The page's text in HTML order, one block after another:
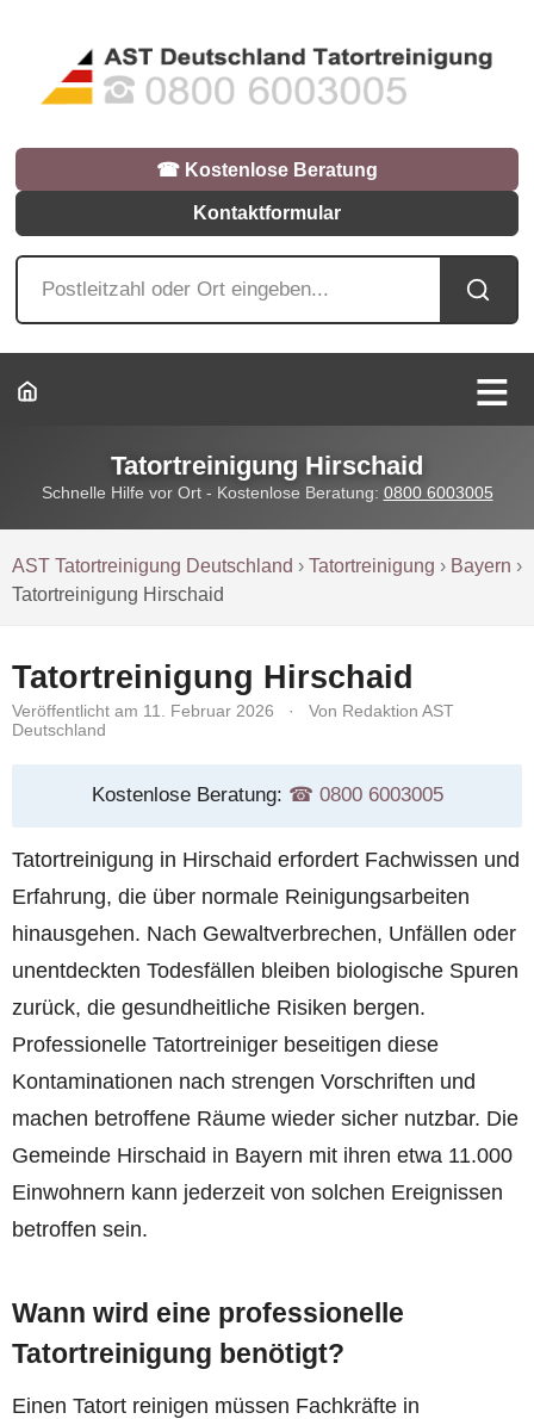
☎︎ Kostenlose Beratung
Kontaktformular
Tatortreinigung Hirschaid
Schnelle Hilfe vor Ort - Kostenlose Beratung: 0800 6003005
AST Tatortreinigung Deutschland ›Tatortreinigung › Bayern ›
Tatortreinigung Hirschaid
Tatortreinigung Hirschaid
Veröffentlicht am 11. Februar 2026 ·
Von Redaktion AST
Deutschland
Kostenlose Beratung: ☎︎ 0800 6003005
Tatortreinigung in Hirschaid erfordert Fachwissen und
Erfahrung, die über normale Reinigungsarbeiten
hinausgehen. Nach Gewaltverbrechen, Unfällen oder
unentdeckten Todesfällen bleiben biologische Spuren
zurück, die gesundheitliche Risiken bergen.
Professionelle Tatortreiniger beseitigen diese
Kontaminationen nach strengen Vorschriften und
machen betroffene Räume wieder sicher nutzbar. Die
Gemeinde Hirschaid in Bayern mit ihren etwa 11.000
Einwohnern kann jederzeit von solchen Ereignissen
betroffen sein.
Wann wird eine professionelle
Tatortreinigung benötigt?
Einen Tatort reinigen müssen Fachkräfte in